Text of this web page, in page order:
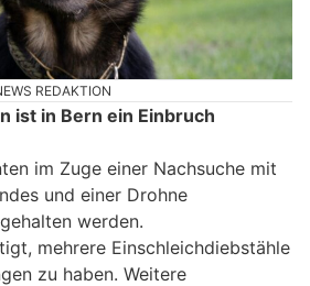
REDAKTION
ist in Bern ein Einbruch
im Zuge einer Nachsuche mit
und einer Drohne
werden.
mehrere Einschleichdiebstähle
zu haben. Weitere